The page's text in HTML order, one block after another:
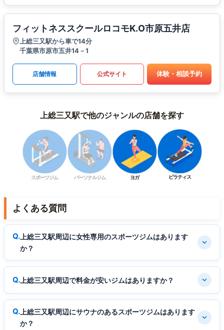
フィットネススクールロコモK.O市原五井店
上総三又駅から車で14分
千葉県市原市五井14－1
店舗情報 公式サイト 体験・相談予約
上総三又駅で他のジャンルの店舗を探す
スポーツジム パーソナルジム ヨガ ピラティス
よくある質問
上総三又駅周辺に女性専用のスポーツジムはあります
か？
上総三又駅周辺で料金が安いジムはありますか？
上総三又駅周辺にサウナのあるスポーツジムはあります
か？